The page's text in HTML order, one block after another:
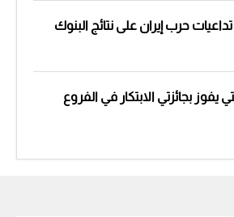
حرب إيران على نتائج البنوك
يفوز بجائزتي الابتكار في الفروع